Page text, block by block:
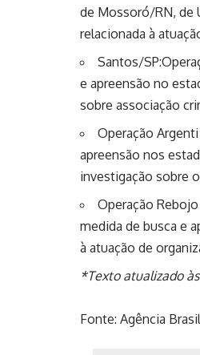
de Mossoró/RN, de
relacionada à
Santos/
e apreensão no
sobre associação
Operação
apreensão nos
investigação sobre
Operação
medida de busca e
à atuação de
*Texto atualizado
Fonte: Agência Brasil